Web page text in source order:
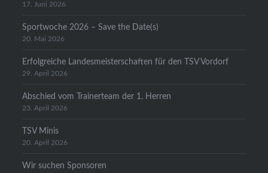
17. Juni 2026
Sportwoche 2026 – Save the Date(s)
20. Mai 2026
Erfolgreiche Landesmeisterschaften für den TSV Vordorf
29. April 2026
Abschied vom Trainerteam der 1. Herren
23. April 2026
TSV Minis
20. April 2026
Wir suchen Sponsoren